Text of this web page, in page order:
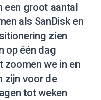
een groot aantal
als SanDisk en
zien
op één dag
zoomen we in en
zijn voor de
tot weken